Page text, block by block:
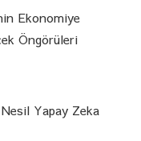
Ekonomiye
Öngörüleri
Yapay Zeka